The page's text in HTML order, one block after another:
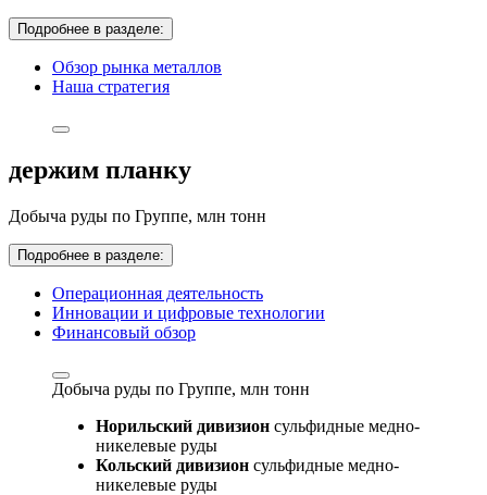
Подробнее в разделе:
Обзор рынка металлов
Наша стратегия
держим планку
Добыча руды по Группе, млн тонн
Подробнее в разделе:
Операционная деятельность
Инновации и цифровые технологии
Финансовый обзор
Добыча руды по Группе, млн тонн
Норильский дивизион сульфидные медно-
никелевые руды
Кольский дивизион сульфидные медно-
никелевые руды